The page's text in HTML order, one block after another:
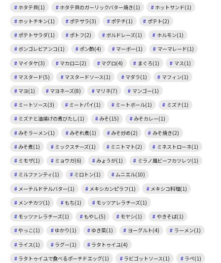
ホタテ貝(1)
ホタテ貝のガーリックバター焼き(1)
ホットサンド(1)
ホットチキン(1)
ポテサラ(3) ポテチ(1)
ポテト(2)
ポテトサラダ(1)
ポトフ(2) ボルドレーズ(1)
ホルモン(1)
ボンゴレビアンコ(1)
ポン酢(4) マーボー(1)
マーマレード(1)
マイタケ(3)
マカロニ(2) マグロ(4) まぐろ(1)
マス(1)
マスタード(5)
マスタードソース(1) マダラ(1)
マフィン(1)
マヨ(1)
マヨネーズ(8) マリネ(7)
マンゴー(1)
ミートソース(3)
ミートパイ(1) ミートボール(1)
ミズナ(1)
ミズナと油揚げの煮びたし(1)
みそ(15)
みそカレー(1)
みそラーメン(1)
みぞれ煮(1) みそ炒め(2)
みそ焼き(2)
みそ煮(1)
ミックスチーズ(1) ミニトマト(2)
ミネストローネ(1)
ミモザ(1)
ミョウガ(6) みょうが(1)
ミラノ風ビーフカツレツ(1)
ミルファンティ(1)
ミロトン(1)
ムニエル(10)
メーテルドテルバター(1)
メキシカンピラフ(1)
メキシコ料理(1)
メンチカツ(1)
もち(1)
モッツアレラチーズ(1)
モッツァレラチーズ(1)
もやし(5) モヤシ(1)
やきそば(1)
やっこ(1)
ゆかり(1) ゆき菜(1) ヨーグルト(4)
ラーメン(1)
ライス(1)
ラグー(1)
ラタトゥイユ(4)
ラタトゥイユで食べるポーチドエッグ(1)
ラビゴットソース(1)
ラペ(1)